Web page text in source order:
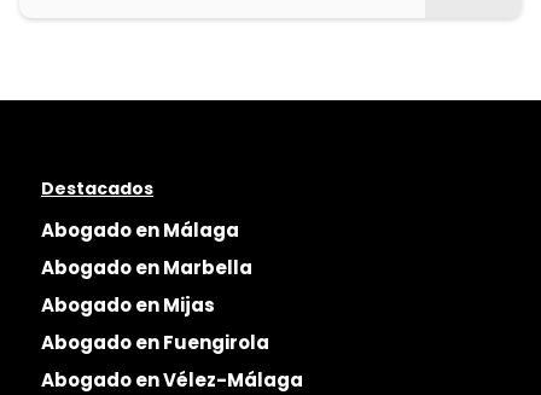
Destacados
Abogado en Málaga
Abogado en Marbella
Abogado en Mijas
Abogado en Fuengirola
Abogado en Vélez-Málaga